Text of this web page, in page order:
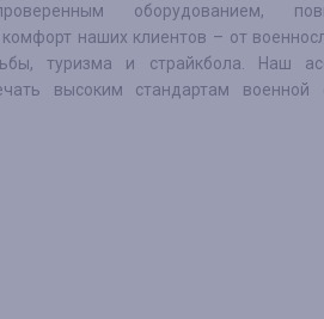
оборудованием,
наших клиентов – от
туризма и страйкбола. Наш
высоким стандартам